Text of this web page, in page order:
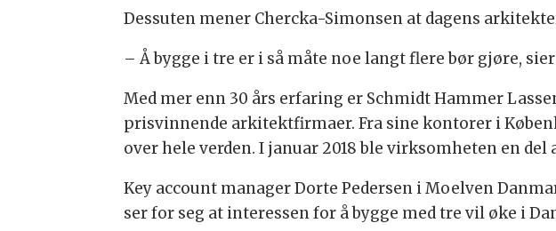
Dessuten mener Chercka-Simonsen at dagens
– Å bygge i tre er i så måte noe langt flere bør gjøre,
Med mer enn 30 års erfaring er Schmidt Hammer
prisvinnende arkitektfirmaer. Fra sine kontorer i
over hele verden. I januar 2018 ble virksomheten en
Key account manager Dorte Pedersen i Moelven
ser for seg at interessen for å bygge med tre vil øke i